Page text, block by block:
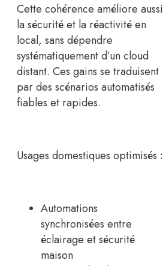
Cette cohérence améliore aussi
la sécurité et la réactivité en
local, sans dépendre
systématiquement d’un cloud
distant. Ces gains se traduisent
par des scénarios automatisés
fiables et rapides.
Usages domestiques optimisés :
Automations
synchronisées entre
éclairage et sécurité
maison